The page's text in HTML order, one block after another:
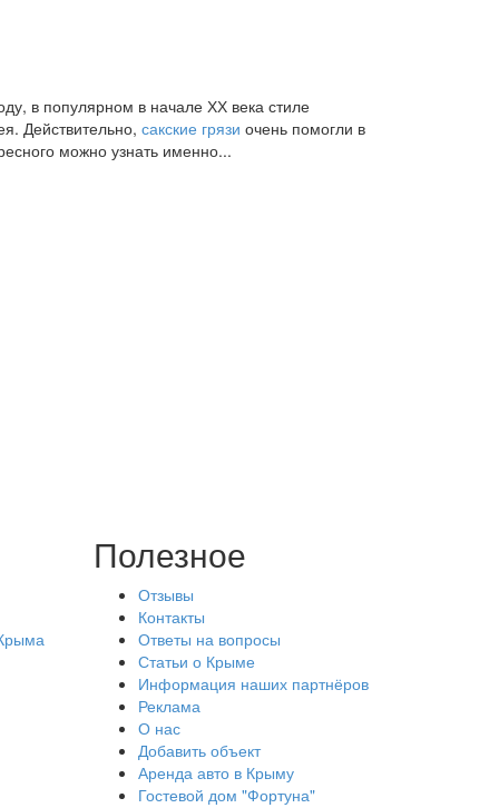
в популярном в начале ХХ века стиле
Действительно, сакские грязи очень помогли в
можно узнать именно...
Полезное
Отзывы
Контакты
Ответы на вопросы
Статьи о Крыме
Информация наших партнёров
Реклама
О нас
Добавить объект
Аренда авто в Крыму
Гостевой дом "Фортуна"